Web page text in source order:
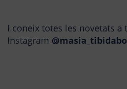
I coneix totes les novetats a
Instagram @masia_tibidabo